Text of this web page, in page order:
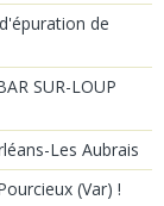
de
SUR-LOUP
Les Aubrais
(Var) !